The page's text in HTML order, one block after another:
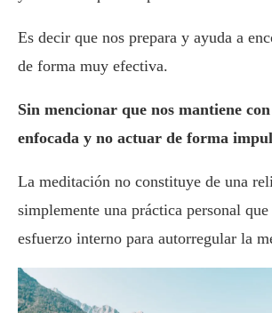
Es decir que nos prepara y ayuda a
de forma muy efectiva.
Sin mencionar que nos mantiene
enfocada y no actuar de forma
La meditación no constituye de una
simplemente una práctica personal
esfuerzo interno para autorregular la